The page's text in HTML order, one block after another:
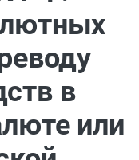
в
или